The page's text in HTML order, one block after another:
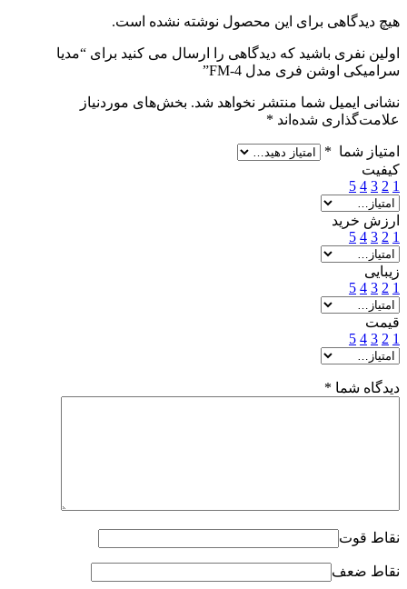
هیچ دیدگاهی برای این محصول نوشته نشده است.
اولین نفری باشید که دیدگاهی را ارسال می کنید برای “مدیا
سرامیکی اوشن فری مدل FM-4”
نشانی ایمیل شما منتشر نخواهد شد. بخش‌های موردنیاز
علامت‌گذاری شده‌اند *
امتیاز شما *
کیفیت
1
2
3
4
5
ارزش خرید
1
2
3
4
5
زیبایی
1
2
3
4
5
قیمت
1
2
3
4
5
دیدگاه شما *
نقاط قوت
نقاط ضعف